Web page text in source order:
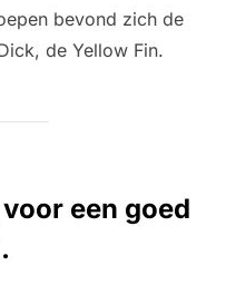
bevond zich de
de Yellow Fin.
een goed